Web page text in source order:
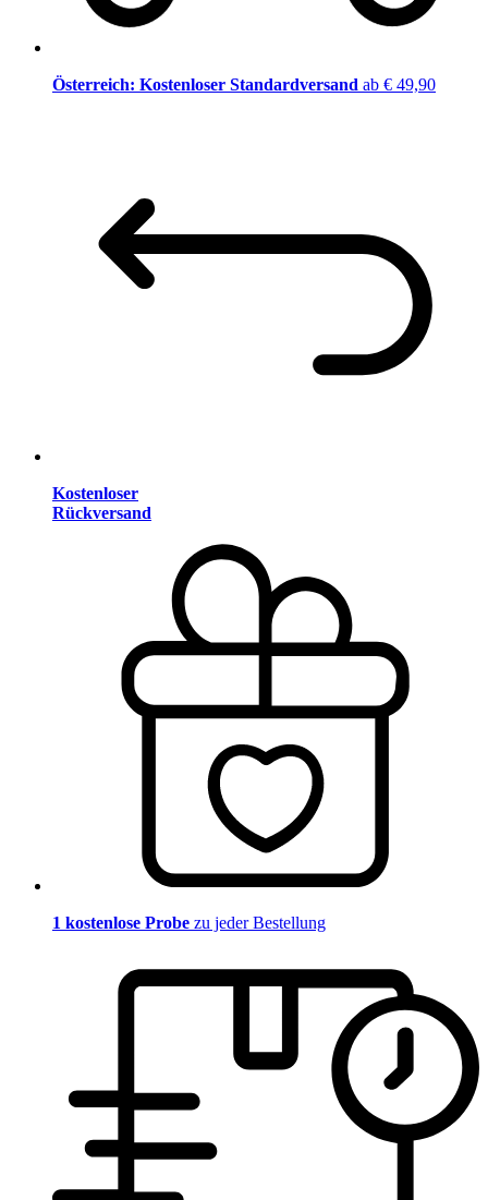
Österreich: Kostenloser Standardversand ab € 49,90
Kostenloser
Rückversand
1 kostenlose Probe zu jeder Bestellung